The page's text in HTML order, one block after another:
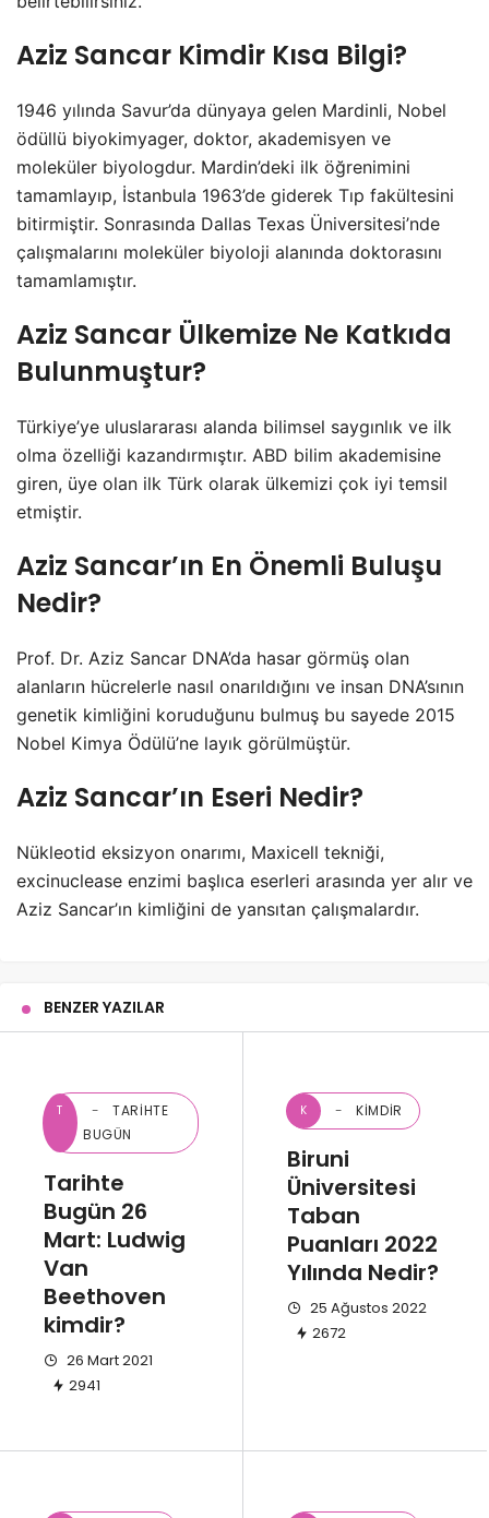
Aziz Sancar Kimdir Kısa Bilgi?
1946 yılında Savur’da dünyaya gelen Mardinli, Nobel
ödüllü biyokimyager, doktor, akademisyen ve
moleküler biyologdur. Mardin’deki ilk öğrenimini
tamamlayıp, İstanbula 1963’de giderek Tıp fakültesini
bitirmiştir. Sonrasında Dallas Texas Üniversitesi’nde
çalışmalarını moleküler biyoloji alanında doktorasını
tamamlamıştır.
Aziz Sancar Ülkemize Ne Katkıda
Bulunmuştur?
Türkiye’ye uluslararası alanda bilimsel saygınlık ve ilk
olma özelliği kazandırmıştır. ABD bilim akademisine
giren, üye olan ilk Türk olarak ülkemizi çok iyi temsil
etmiştir.
Aziz Sancar’ın En Önemli Buluşu
Nedir?
Prof. Dr. Aziz Sancar DNA’da hasar görmüş olan
alanların hücrelerle nasıl onarıldığını ve insan DNA’sının
genetik kimliğini koruduğunu bulmuş bu sayede 2015
Nobel Kimya Ödülü’ne layık görülmüştür.
Aziz Sancar’ın Eseri Nedir?
Nükleotid eksizyon onarımı, Maxicell tekniği,
excinuclease enzimi başlıca eserleri arasında yer alır ve
Aziz Sancar’ın kimliğini de yansıtan çalışmalardır.
BENZER YAZILAR
T
TARIHTE
BUGÜN
Tarihte
Bugün 26
Mart: Ludwig
Van
Beethoven
kimdir?
26 Mart 2021
2941
K KIMDIR
Biruni
Üniversitesi
Taban
Puanları 2022
Yılında Nedir?
25 Ağustos 2022
2672